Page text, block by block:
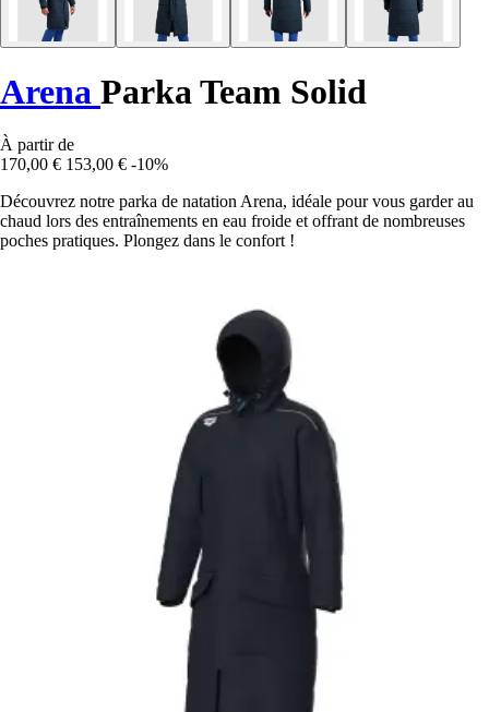
Arena Parka Team Solid
À partir de
170,00 € 153,00 € -10%
Découvrez notre parka de natation Arena, idéale pour vous garder au
chaud lors des entraînements en eau froide et offrant de nombreuses
poches pratiques. Plongez dans le confort !